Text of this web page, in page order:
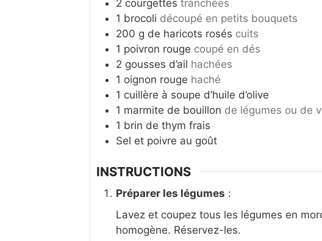
2 courgettes tranchées
1 brocoli découpé en petits bouquets
200 g de haricots rosés cuits
1 poivron rouge coupé en dés
2 gousses d’ail hachées
1 oignon rouge haché
1 cuillère à soupe d’huile d’olive
1 marmite de bouillon de légumes ou de
1 brin de thym frais
Sel et poivre au goût
INSTRUCTIONS
Préparer les légumes :
Lavez et coupez tous les légumes en
homogène. Réservez-les.